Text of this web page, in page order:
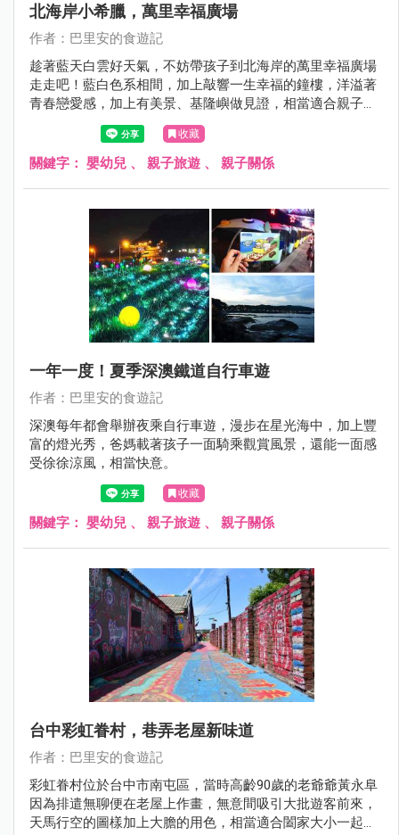
北海岸小希臘，萬里幸福廣場
作者：巴里安的食遊記
趁著藍天白雲好天氣，不妨帶孩子到北海岸的萬里幸福廣場
走走吧！藍白色系相間，加上敲響一生幸福的鐘樓，洋溢著
青春戀愛感，加上有美景、基隆嶼做見證，相當適合親子一
起來感受萬里無雲的海洋氛圍。
收藏
關鍵字： 嬰幼兒 、 親子旅遊 、 親子關係
一年一度！夏季深澳鐵道自行車遊
作者：巴里安的食遊記
深澳每年都會舉辦夜乘自行車遊，漫步在星光海中，加上豐
富的燈光秀，爸媽載著孩子一面騎乘觀賞風景，還能一面感
受徐徐涼風，相當快意。
收藏
關鍵字： 嬰幼兒 、 親子旅遊 、 親子關係
台中彩虹眷村，巷弄老屋新味道
作者：巴里安的食遊記
彩虹眷村位於台中市南屯區，當時高齡90歲的老爺爺黃永阜
因為排遣無聊便在老屋上作畫，無意間吸引大批遊客前來，
天馬行空的圖樣加上大膽的用色，相當適合闔家大小一起來